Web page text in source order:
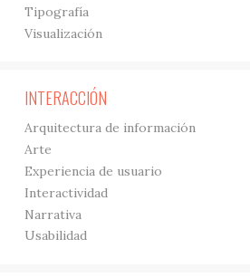
Tipografía
Visualización
INTERACCIÓN
Arquitectura de información
Arte
Experiencia de usuario
Interactividad
Narrativa
Usabilidad